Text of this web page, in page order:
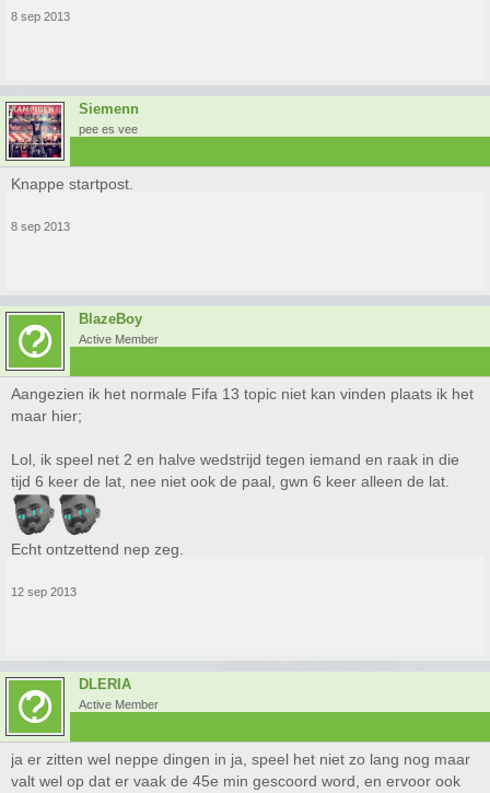
8 sep 2013
Siemenn
pee es vee
Knappe startpost.
8 sep 2013
BlazeBoy
Active Member
Aangezien ik het normale Fifa 13 topic niet kan vinden plaats ik het
maar hier;
Lol, ik speel net 2 en halve wedstrijd tegen iemand en raak in die
tijd 6 keer de lat, nee niet ook de paal, gwn 6 keer alleen de lat.
Echt ontzettend nep zeg.
12 sep 2013
DLERIA
Active Member
ja er zitten wel neppe dingen in ja, speel het niet zo lang nog maar
valt wel op dat er vaak de 45e min gescoord word, en ervoor ook